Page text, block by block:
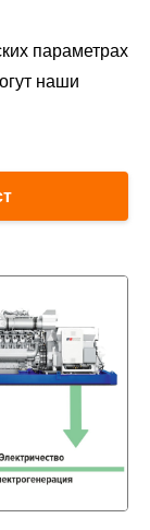
параметрах
наши